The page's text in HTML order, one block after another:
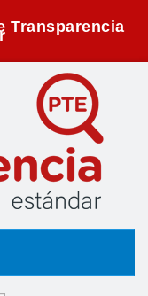
Transparencia